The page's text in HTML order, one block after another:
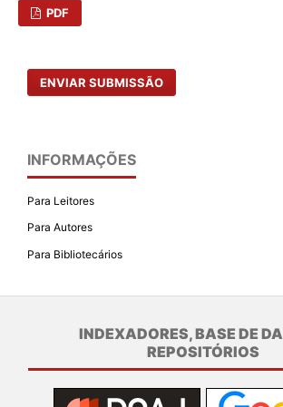
PDF
ENVIAR SUBMISSÃO
INFORMAÇÕES
Para Leitores
Para Autores
Para Bibliotecários
INDEXADORES, BASE DE
REPOSITÓRIOS